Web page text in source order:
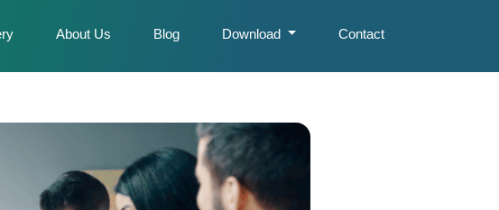
About Us Blog Download Contact